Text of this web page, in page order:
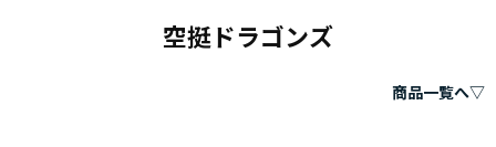
Dr.STONE STONE FES.2026
空挺ドラゴンズ
商品一覧へ▽